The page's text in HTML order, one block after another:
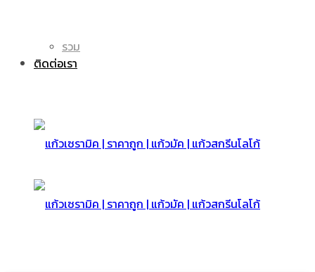
แก้ว
สกรีน
|
แก้ว
รวม
ติดต่อเรา